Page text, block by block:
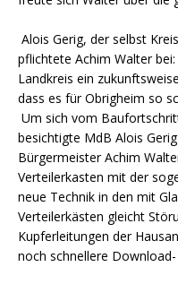
Alois Gerig, der selbst
pflichtete Achim Walter
Landkreis ein
dass es für Obrigheim so
Um sich vom
besichtigte MdB Alois
Bürgermeister Achim
Verteilerkasten mit der
neue Technik in den mit
Verteilerkästen gleicht
Kupferleitungen der
noch schnellere